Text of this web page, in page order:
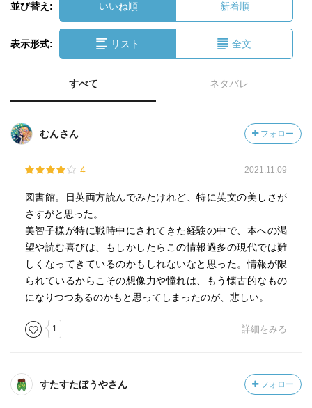
並び替え: いいね順 新着順
表示形式: リスト 全文
すべて ネタバレ
むんさん フォロー
4 2021.11.09
図書館。日英両方読んでみたけれど、特に英文の美しさが
さすがと思った。
美智子様が特に戦時中にされてきた経験の中で、本への渇
望や読む喜びは、もしかしたらこの情報過多の現代では難
しくなってきているのかもしれないなと思った。情報が限
られているからこその想像力や憧れは、もう懐古的なもの
になりつつあるのかもと思ってしまったのが、悲しい。
1 詳細をみる
すたすたぼうやさん フォロー